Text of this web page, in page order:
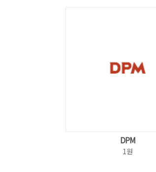
DPM
1원